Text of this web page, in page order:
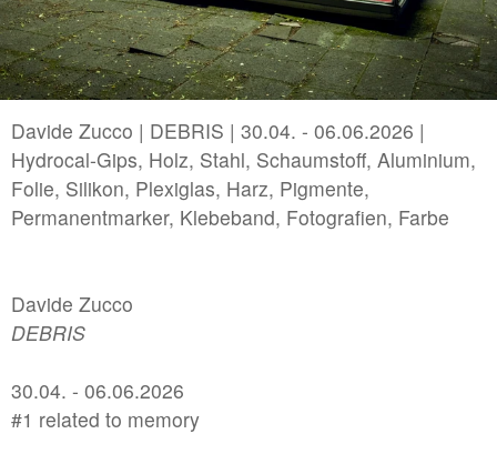
2022 | B/LA connect in Los Angeles/USA
//related to memory
#2 | 2026 Jakob Kolb - Projectspacefestival
#1 | 2026 Davide Zucco
//related to corporeality
#6 | 2026 Annika Hippler
#4 | 2025 Arturo Comas
#3 | 2025 Maria Martini & Vincent Wolff
Davide Zucco | DEBRIS | 30.04. - 06.06.2026 |
Hydrocal-Gips, Holz, Stahl, Schaumstoff, Aluminium,
Folie, Silikon, Plexiglas, Harz, Pigmente,
Permanentmarker, Klebeband, Fotografien, Farbe
Davide Zucco
DEBRIS
30.04. - 06.06.2026
#1 related to memory